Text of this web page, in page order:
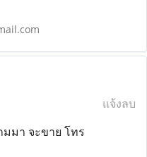
แจ้งลบ
มมา จะขาย โทร